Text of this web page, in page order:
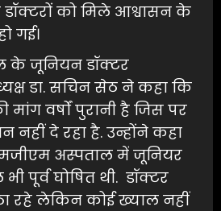
को मिले आश्वासन के
गई।
के जूनियन डॉक्टर
डा. सचिन सेठ ने कहा कि
मांग वर्षों पुरानी है जिस पर
नहीं दे रहा है. उन्होंने कहा
अस्पताल में जूनियर
पूर्व घोषित थी. डॉक्टर
रहे लेकिन कोई ख्याल नहीं